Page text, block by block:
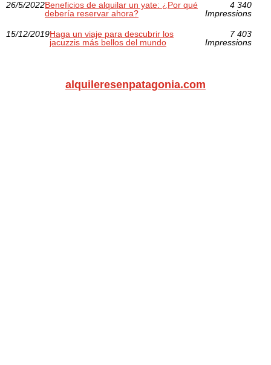
26/5/2022Beneficios de alquilar un yate: ¿Por qué
debería reservar ahora?
4 340
Impressions
15/12/2019Haga un viaje para descubrir los
jacuzzis más bellos del mundo
7 403
Impressions
alquileresenpatagonia.com